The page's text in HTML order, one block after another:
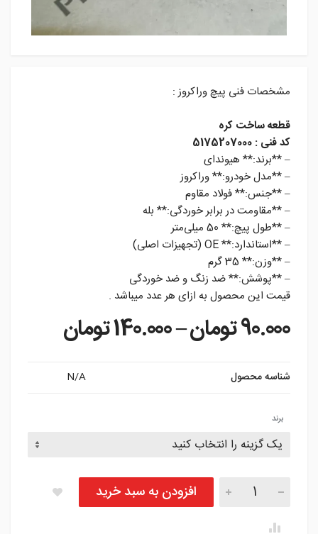
مشخصات فنی پیچ وراکروز :
قطعه ساخت کره
کد فنی : 5175207000
– **برند:** هیوندای
– **مدل خودرو:** وراکروز
– **جنس:** فولاد مقاوم
– **مقاومت در برابر خوردگی:** بله
– **طول پیچ:** 50 میلی‌متر
– **استاندارد:** OE (تجهیزات اصلی)
– **وزن:** 35 گرم
– **پوشش:** ضد زنگ و ضد خوردگی
قیمت این محصول به ازای هر عدد میباشد .
90.000تومان–
140.000تومان
شناسه محصول N/A
برند
پیچ چرخ وراکروز تعداد افزودن به سبد خرید